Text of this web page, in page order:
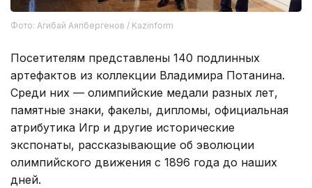
Фото: Агибай Аяпбергенов / Kazinform
Посетителям представлены 140 подлинных
артефактов из коллекции Владимира Потанина.
Среди них — олимпийские медали разных лет,
памятные знаки, факелы, дипломы, официальная
атрибутика Игр и другие исторические
экспонаты, рассказывающие об эволюции
олимпийского движения с 1896 года до наших
дней.